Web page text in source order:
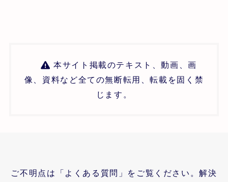
本サイト掲載のテキスト、動画、画
像、資料など全ての無断転用、転載を固く禁
じます。
ご不明点は「よくある質問」をご覧ください。解決